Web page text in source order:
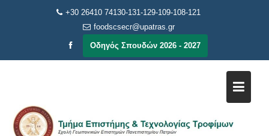
+30 26410 74130-131-129-109-108-121
foodscsecr@upatras.gr
Οδηγός Σπουδών 2026 - 2027